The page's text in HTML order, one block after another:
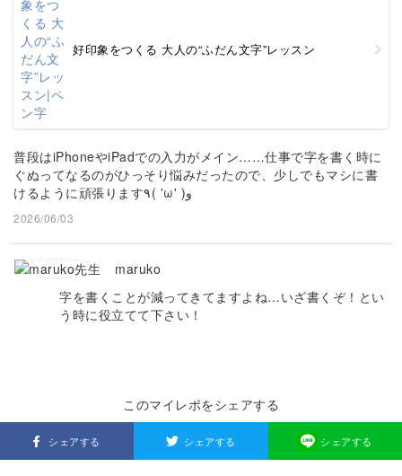
好印象をつくる 大人の“ふだん文字”レッスン
普段はiPhoneやiPadでの入力がメイン……仕事で字を書く時に
ぐぬってなるのがひっそり悩みだったので、少しでもマシに書
けるように頑張ります٩( 'ω' )و
2026/06/03
maruko
字を書くことが減ってきてますよね…いざ書くぞ！とい
う時に役立てて下さい！
このマイレポをシェアする
シェアする シェアする シェアする